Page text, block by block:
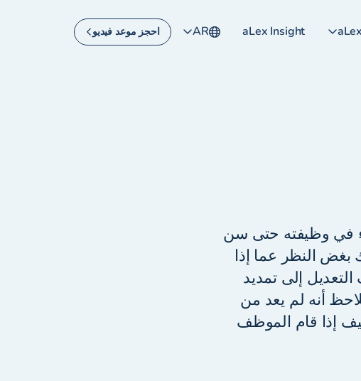
aLex Insight
AR احجز موعد فيديو
في وظيفته حتى سن
68 عامًا. ينطبق ذلك بغض النظر عما إذا
إلى تمديد
أنه لم يعد من
إذا قام الموظف